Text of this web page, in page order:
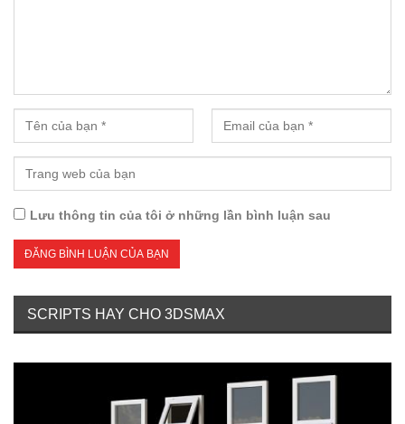
Lưu thông tin của tôi ở những lần bình luận sau
SCRIPTS HAY CHO 3DSMAX